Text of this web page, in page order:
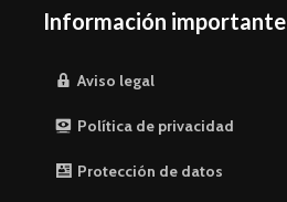
Información importante
Aviso legal
Política de privacidad
Protección de datos